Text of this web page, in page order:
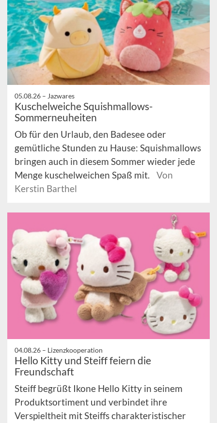
05.08.26 – Jazwares
Kuschelweiche Squishmallows-
Sommerneuheiten
Ob für den Urlaub, den Badesee oder
gemütliche Stunden zu Hause: Squishmallows
bringen auch in diesem Sommer wieder jede
Menge kuschelweichen Spaß mit.
Von
Kerstin Barthel
04.08.26 – Lizenzkooperation
Hello Kitty und Steiff feiern die
Freundschaft
Steiff begrüßt Ikone Hello Kitty in seinem
Produktsortiment und verbindet ihre
Verspieltheit mit Steiffs charakteristischer